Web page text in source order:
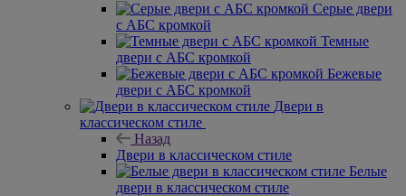
Серые двери
с АБС кромкой
Темные
двери с АБС кромкой
Бежевые
двери с АБС кромкой
Двери в
классическом стиле
Назад
Двери в классическом стиле
Белые
двери в классическом стиле